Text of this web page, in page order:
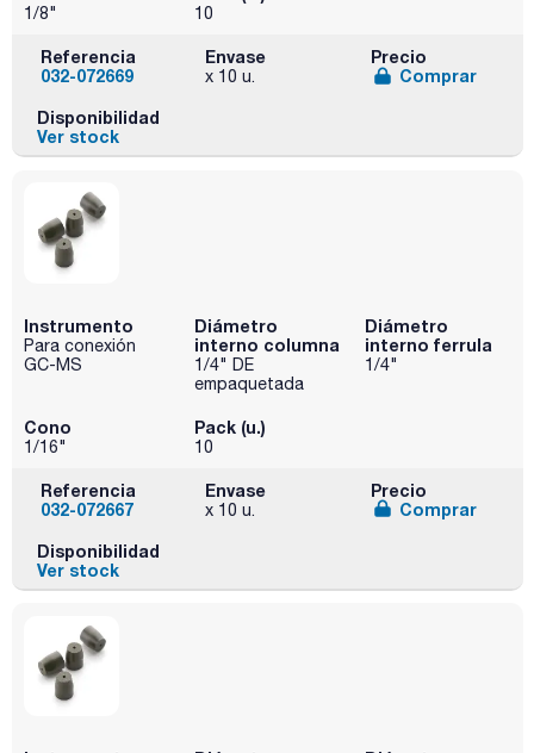
1/8" 10
Referencia
032-072669
Envase
x 10 u.
Precio
Comprar
Disponibilidad
Ver stock
Instrumento
Para conexión
GC-MS
Diámetro
interno columna
1/4" DE
empaquetada
Diámetro
interno ferrula
1/4"
Cono
1/16"
Pack (u.)
10
Referencia
032-072667
Envase
x 10 u.
Precio
Comprar
Disponibilidad
Ver stock